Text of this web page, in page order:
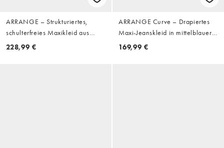
ARRANGE – Strukturiertes,
schulterfreies Maxikleid aus
Satin in Rosa
228,99 €
ARRANGE Curve – Drapiertes
Maxi-Jeanskleid in mittelblauer
Waschung
169,99 €